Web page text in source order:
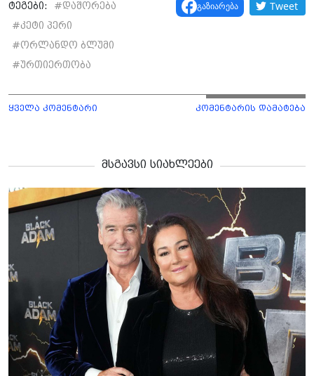
ტეგები: #დაშორება
#კეტი პერი
#ორლანდო ბლუმი
#ურთიერთობა
გაზიარება Tweet
ყველა კომენტარი კომენტარის დამატება
მსგავსი სიახლეები